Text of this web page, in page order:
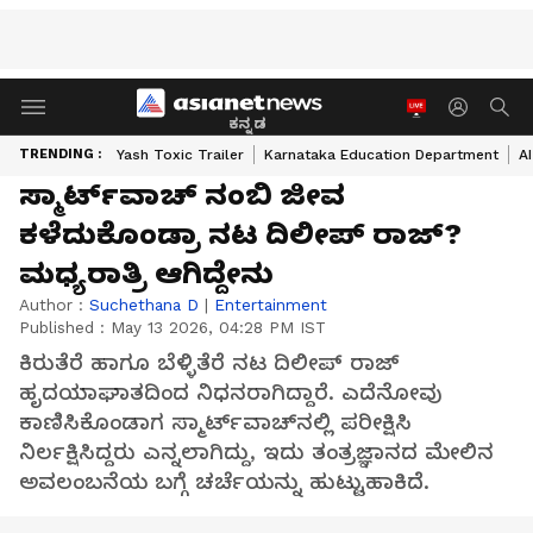
ಕನ್ನಡ
TRENDING : Yash Toxic Trailer Karnataka Education Department
ಸ್ಮಾರ್ಟ್​ವಾಚ್​ ನಂಬಿ ಜೀವ
ಕಳೆದುಕೊಂಡ್ರಾ ನಟ ದಿಲೀಪ್​ ರಾಜ್​?
ಮಧ್ಯರಾತ್ರಿ ಆಗಿದ್ದೇನು
Author : Suchethana D | Entertainment
Published : May 13 2026, 04:28 PM IST
ಕಿರುತೆರೆ ಹಾಗೂ ಬೆಳ್ಳಿತೆರೆ ನಟ ದಿಲೀಪ್ ರಾಜ್
ಹೃದಯಾಘಾತದಿಂದ ನಿಧನರಾಗಿದ್ದಾರೆ. ಎದೆನೋವು
ಕಾಣಿಸಿಕೊಂಡಾಗ ಸ್ಮಾರ್ಟ್‌ವಾಚ್‌ನಲ್ಲಿ ಪರೀಕ್ಷಿಸಿ
ನಿರ್ಲಕ್ಷಿಸಿದ್ದರು ಎನ್ನಲಾಗಿದ್ದು, ಇದು ತಂತ್ರಜ್ಞಾನದ ಮೇಲಿನ
ಅವಲಂಬನೆಯ ಬಗ್ಗೆ ಚರ್ಚೆಯನ್ನು ಹುಟ್ಟುಹಾಕಿದೆ.